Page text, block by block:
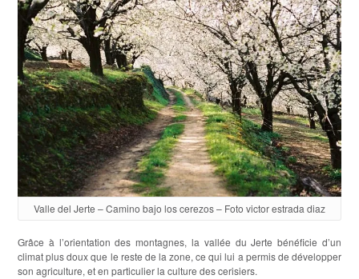
Valle del Jerte – Camino bajo los cerezos – Foto victor estrada diaz
Grâce à l’orientation des montagnes, la vallée du Jerte bénéficie d’un
climat plus doux que le reste de la zone, ce qui lui a permis de développer
son agriculture, et en particulier la culture des cerisiers.